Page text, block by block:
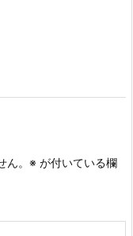
。 ※ が付いている欄